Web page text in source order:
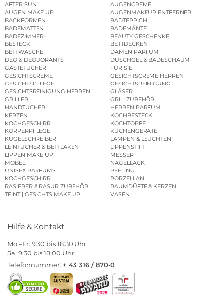
AFTER SUN
AUGENCREME
AUGEN MAKE UP
AUGENMAKEUP ENTFERNER
BACKFORMEN
BADTEPPICH
BADEMATTEN
BADEMÄNTEL
BADEZIMMER
BEAUTY GESCHENKE
BESTECK
BETTDECKEN
BETTWÄSCHE
DAMEN PARFUM
DEO & DEODORANTS
DUSCHGEL & BADESCHAUM
GÄSTETÜCHER
FÜR SIE
GESICHTSCREME
GESICHTSCREME HERREN
GESICHTSPFLEGE
GESICHTSREINIGUNG
GESICHTSREINIGUNG HERREN
GLÄSER
GRILLER
GRILLZUBEHÖR
HANDTÜCHER
HERREN PARFUM
KERZEN
KOCHBESTECK
KOCHGESCHIRR
KOCHTÖPFE
KÖRPERPFLEGE
KÜCHENGERÄTE
KUGELSCHREIBER
LAMPEN & LEUCHTEN
LEINTÜCHER & BETTLAKEN
LIPPENSTIFT
LIPPEN MAKE UP
MESSER
MÖBEL
NAGELLACK
UNISEX PARFUMS
PEELING
KOCHGESCHIRR
PORZELLAN
RASIERER & RASUR ZUBEHÖR
RAUMDÜFTE & KERZEN
TEINT | GESICHTS MAKE UP
VASEN
Hilfe & Kontakt
Mo.–Fr. 9:30 bis 18:30 Uhr
Sa. 9:30 bis 18:00 Uhr
Telefonnummer: + 43 316 / 870-0